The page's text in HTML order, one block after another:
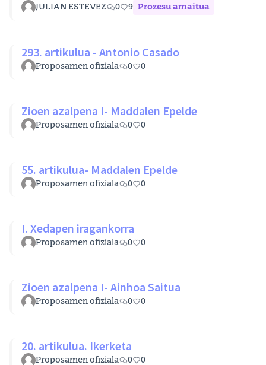
JULIAN ESTEVEZ 0 9 Prozesu amaitua
293. artikulua - Antonio Casado
Proposamen ofiziala 0 0
Zioen azalpena I- Maddalen Epelde
Proposamen ofiziala 0 0
55. artikulua- Maddalen Epelde
Proposamen ofiziala 0 0
I. Xedapen iragankorra
Proposamen ofiziala 0 0
Zioen azalpena I- Ainhoa Saitua
Proposamen ofiziala 0 0
20. artikulua. Ikerketa
Proposamen ofiziala 0 0